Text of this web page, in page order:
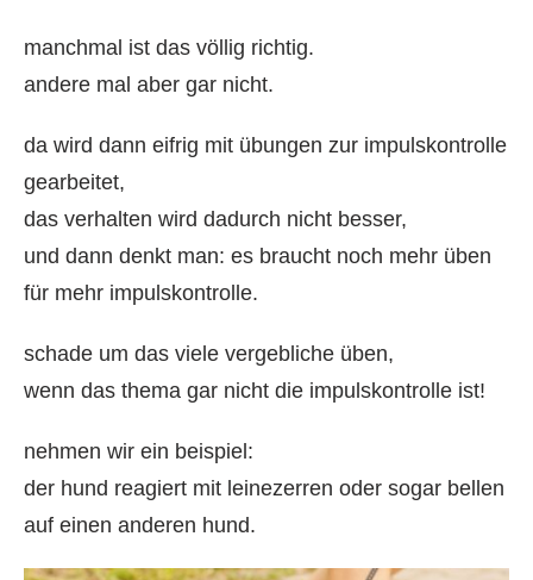
manchmal ist das völlig richtig.
andere mal aber gar nicht.
da wird dann eifrig mit übungen zur impulskontrolle
gearbeitet,
das verhalten wird dadurch nicht besser,
und dann denkt man: es braucht noch mehr üben
für mehr impulskontrolle.
schade um das viele vergebliche üben,
wenn das thema gar nicht die impulskontrolle ist!
nehmen wir ein beispiel:
der hund reagiert mit leinezerren oder sogar bellen
auf einen anderen hund.